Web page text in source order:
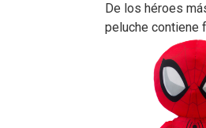
De los héroes
peluche contiene